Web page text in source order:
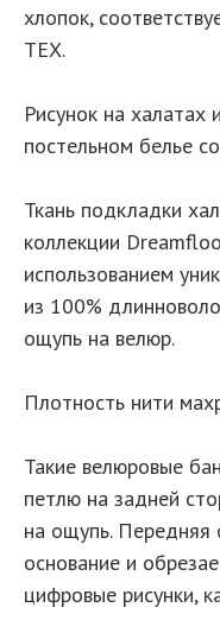
хлопок,
TEX.
Рисунок на халатах
постельном белье
Ткань подкладки
коллекции
использованием
из 100%
ощупь на велюр.
Плотность нити
Такие велюровые
петлю на задней
на ощупь. Передняя
основание и
цифровые рисунки,